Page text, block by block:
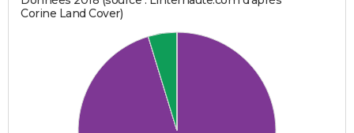
Corine Land Cover)